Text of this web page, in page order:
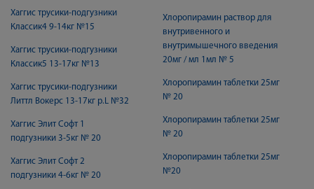
Хаггис трусики-подгузники
Классик4 9-14кг №15
Хаггис трусики-подгузники
Классик5 13-17кг №13
Хаггис трусики-подгузники
Литтл Вокерс 13-17кг р.L №32
Хаггис Элит Софт 1
подгузники 3-5кг № 20
Хаггис Элит Софт 2
подгузники 4-6кг № 20
Хлоропирамин раствор для
внутривенного и
внутримышечного введения
20мг / мл 1мл № 5
Хлоропирамин таблетки 25мг
№ 20
Хлоропирамин таблетки 25мг
№ 20
Хлоропирамин таблетки 25мг
№20